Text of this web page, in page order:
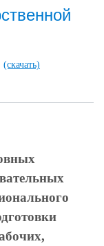
(скачать)